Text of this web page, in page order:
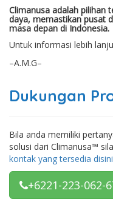
Climanusa adalah pilihan
daya, memastikan pusat
masa depan di Indonesia.
Untuk informasi lebih
–A.M.G–
Dukungan
Bila anda memiliki
solusi dari Climanusa™
kontak yang tersedia disini
+6221-223-062-